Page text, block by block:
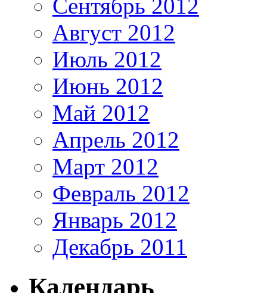
Сентябрь 2012
Август 2012
Июль 2012
Июнь 2012
Май 2012
Апрель 2012
Март 2012
Февраль 2012
Январь 2012
Декабрь 2011
Календарь